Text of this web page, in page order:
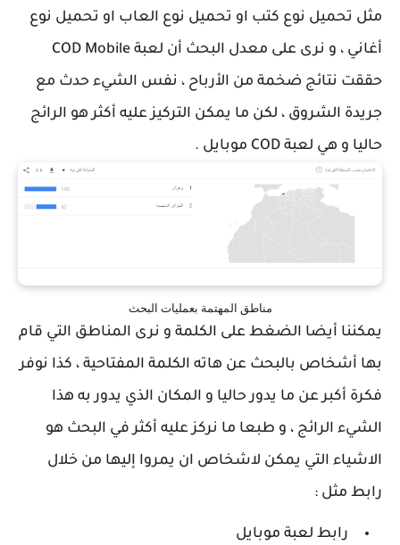
مثل تحميل نوع كتب او تحميل نوع العاب او تحميل نوع
أغاني ، و نرى على معدل البحث أن لعبة COD Mobile
حققت نتائج ضخمة من الأرباح ، نفس الشيء حدث مع
جريدة الشروق ، لكن ما يمكن التركيز عليه أكثر هو الرائج
حاليا و هي لعبة COD موبايل .
مناطق المهتمة بعمليات البحث
يمكننا أيضا الضغط على الكلمة و نرى المناطق التي قام
بها أشخاص بالبحث عن هاته الكلمة المفتاحية ، كذا نوفر
فكرة أكبر عن ما يدور حاليا و المكان الذي يدور به هذا
الشيء الرائج ، و طبعا ما نركز عليه أكثر في البحث هو
الاشياء التي يمكن لاشخاص ان يمروا إليها من خلال
رابط مثل :
رابط لعبة موبايل